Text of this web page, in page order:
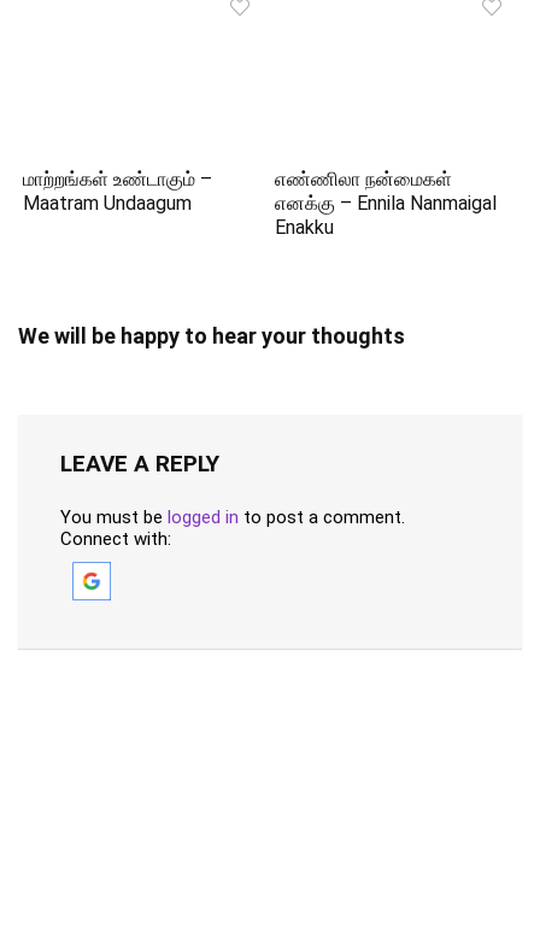
மாற்றங்கள் உண்டாகும் –
Maatram Undaagum
எண்ணிலா நன்மைகள்
எனக்கு – Ennila Nanmaigal
Enakku
We will be happy to hear your thoughts
LEAVE A REPLY
You must be logged in to post a comment.
Connect with: